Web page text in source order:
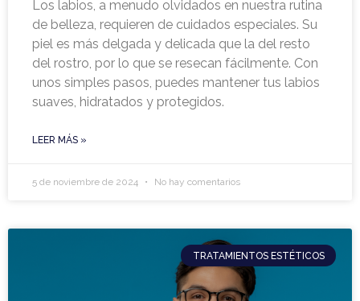
Los labios, a menudo olvidados en nuestra rutina
de belleza, requieren de cuidados especiales. Su
piel es más delgada y delicada que la del resto
del rostro, por lo que se resecan fácilmente. Con
unos simples pasos, puedes mantener tus labios
suaves, hidratados y protegidos.
LEER MÁS »
5 de noviembre de 2024 No hay comentarios
TRATAMIENTOS ESTÉTICOS